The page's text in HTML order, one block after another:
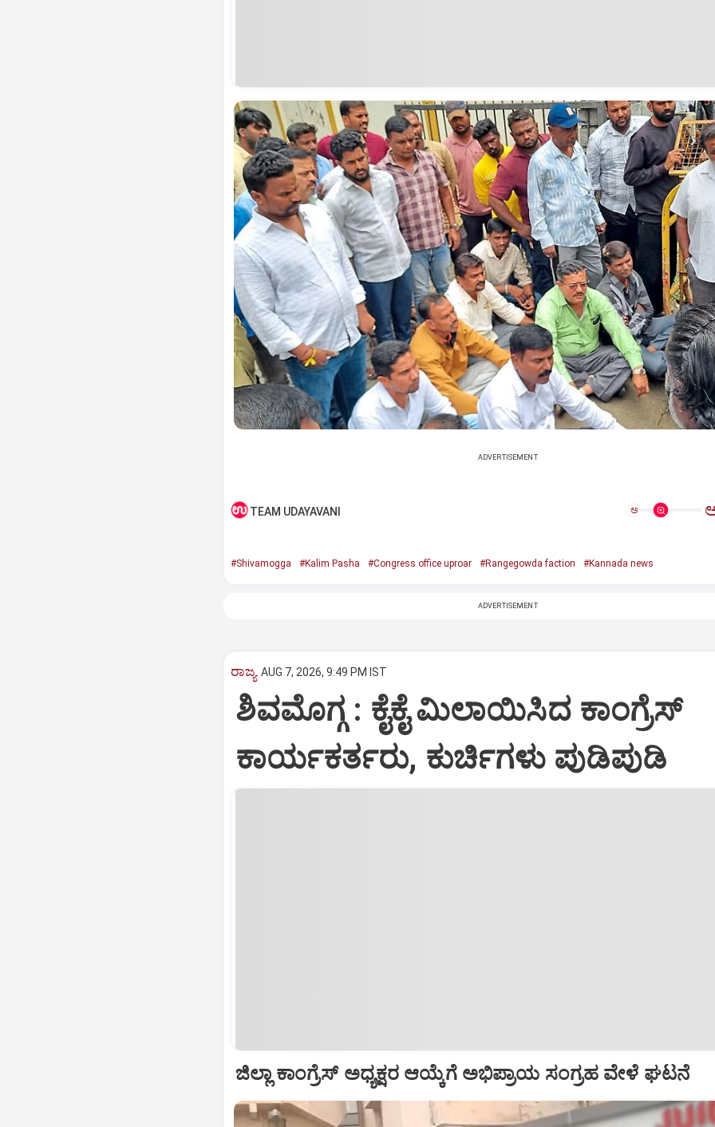
ADVERTISEMENT
TEAM UDAYAVANI ಅ
#Shivamogga #Kalim Pasha #Congress office uproar #Rangegowda faction #Kannada news
ADVERTISEMENT
ರಾಜ್ಯ AUG 7, 2026, 9:49 PM IST
ಶಿವಮೊಗ್ಗ : ಕೈಕೈ ಮಿಲಾಯಿಸಿದ ಕಾಂಗ್ರೆಸ್
ಕಾರ್ಯಕರ್ತರು, ಕುರ್ಚಿಗಳು ಪುಡಿಪುಡಿ
ಜಿಲ್ಲಾ ಕಾಂಗ್ರೆಸ್ ಅಧ್ಯಕ್ಷರ ಆಯ್ಕೆಗೆ ಅಭಿಪ್ರಾಯ ಸಂಗ್ರಹ ವೇಳೆ ಘಟನೆ